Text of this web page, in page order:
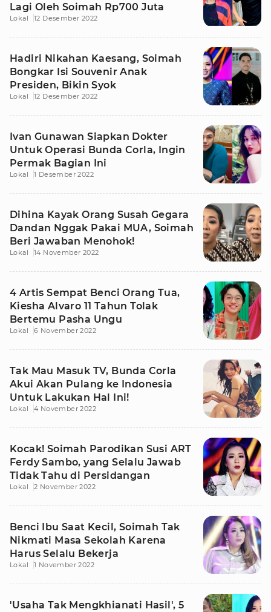
Lagi Oleh Soimah Rp700 Juta
Lokal 12 Desember 2022
Hadiri Nikahan Kaesang, Soimah
Bongkar Isi Souvenir Anak
Presiden, Bikin Syok
Lokal 12 Desember 2022
Ivan Gunawan Siapkan Dokter
Untuk Operasi Bunda Corla, Ingin
Permak Bagian Ini
Lokal 1 Desember 2022
Dihina Kayak Orang Susah Gegara
Dandan Nggak Pakai MUA, Soimah
Beri Jawaban Menohok!
Lokal 14 November 2022
4 Artis Sempat Benci Orang Tua,
Kiesha Alvaro 11 Tahun Tolak
Bertemu Pasha Ungu
Lokal 6 November 2022
Tak Mau Masuk TV, Bunda Corla
Akui Akan Pulang ke Indonesia
Untuk Lakukan Hal Ini!
Lokal 4 November 2022
Kocak! Soimah Parodikan Susi ART
Ferdy Sambo, yang Selalu Jawab
Tidak Tahu di Persidangan
Lokal 2 November 2022
Benci Ibu Saat Kecil, Soimah Tak
Nikmati Masa Sekolah Karena
Harus Selalu Bekerja
Lokal 1 November 2022
'Usaha Tak Mengkhianati Hasil', 5